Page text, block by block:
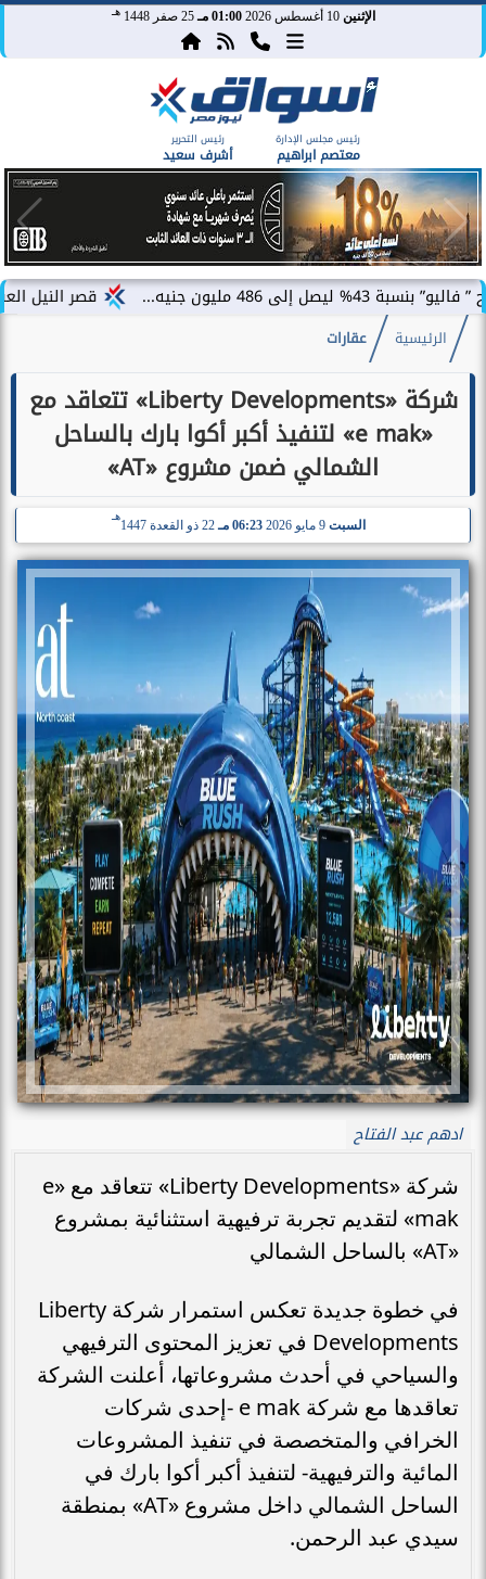
الإثنين 10 أغسطس 2026 01:00 مـ 25 صفر 1448 هـ
رئيس مجلس الإدارة
معتصم ابراهيم
رئيس التحرير
أشرف سعيد
قصر النيل العقارية جنيه...
الرئيسية عقارات
شركة «Liberty Developments» تتعاقد مع
«e mak» لتنفيذ أكبر أكوا بارك بالساحل
الشمالي ضمن مشروع «AT»
السبت 06:23 مـ 22 ذو القعدة 1447
هـ
ادهم عبد الفتاح
شركة «Liberty Developments» تتعاقد مع «e
mak» لتقديم تجربة ترفيهية استثنائية بمشروع
«AT» بالساحل الشمالي
في خطوة جديدة تعكس استمرار شركة Liberty
Developments في تعزيز المحتوى الترفيهي
والسياحي في أحدث مشروعاتها، أعلنت الشركة
تعاقدها مع شركة e mak -إحدى شركات
الخرافي والمتخصصة في تنفيذ المشروعات
المائية والترفيهية- لتنفيذ أكبر أكوا بارك في
الساحل الشمالي داخل مشروع «AT» بمنطقة
سيدي عبد الرحمن.